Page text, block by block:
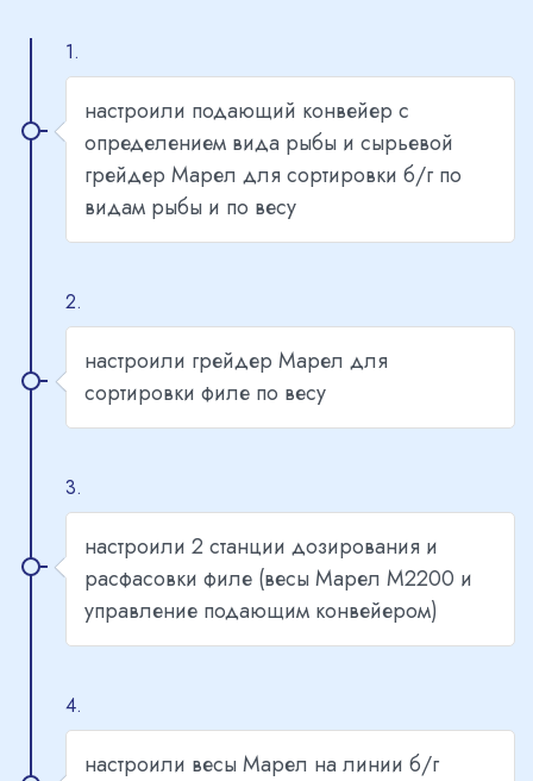
1.
настроили подающий конвейер с
определением вида рыбы и сырьевой
грейдер Марел для сортировки б/г по
видам рыбы и по весу
2.
настроили грейдер Марел для
сортировки филе по весу
3.
настроили 2 станции дозирования и
расфасовки филе (весы Марел М2200 и
управление подающим конвейером)
4.
настроили весы Марел на линии б/г